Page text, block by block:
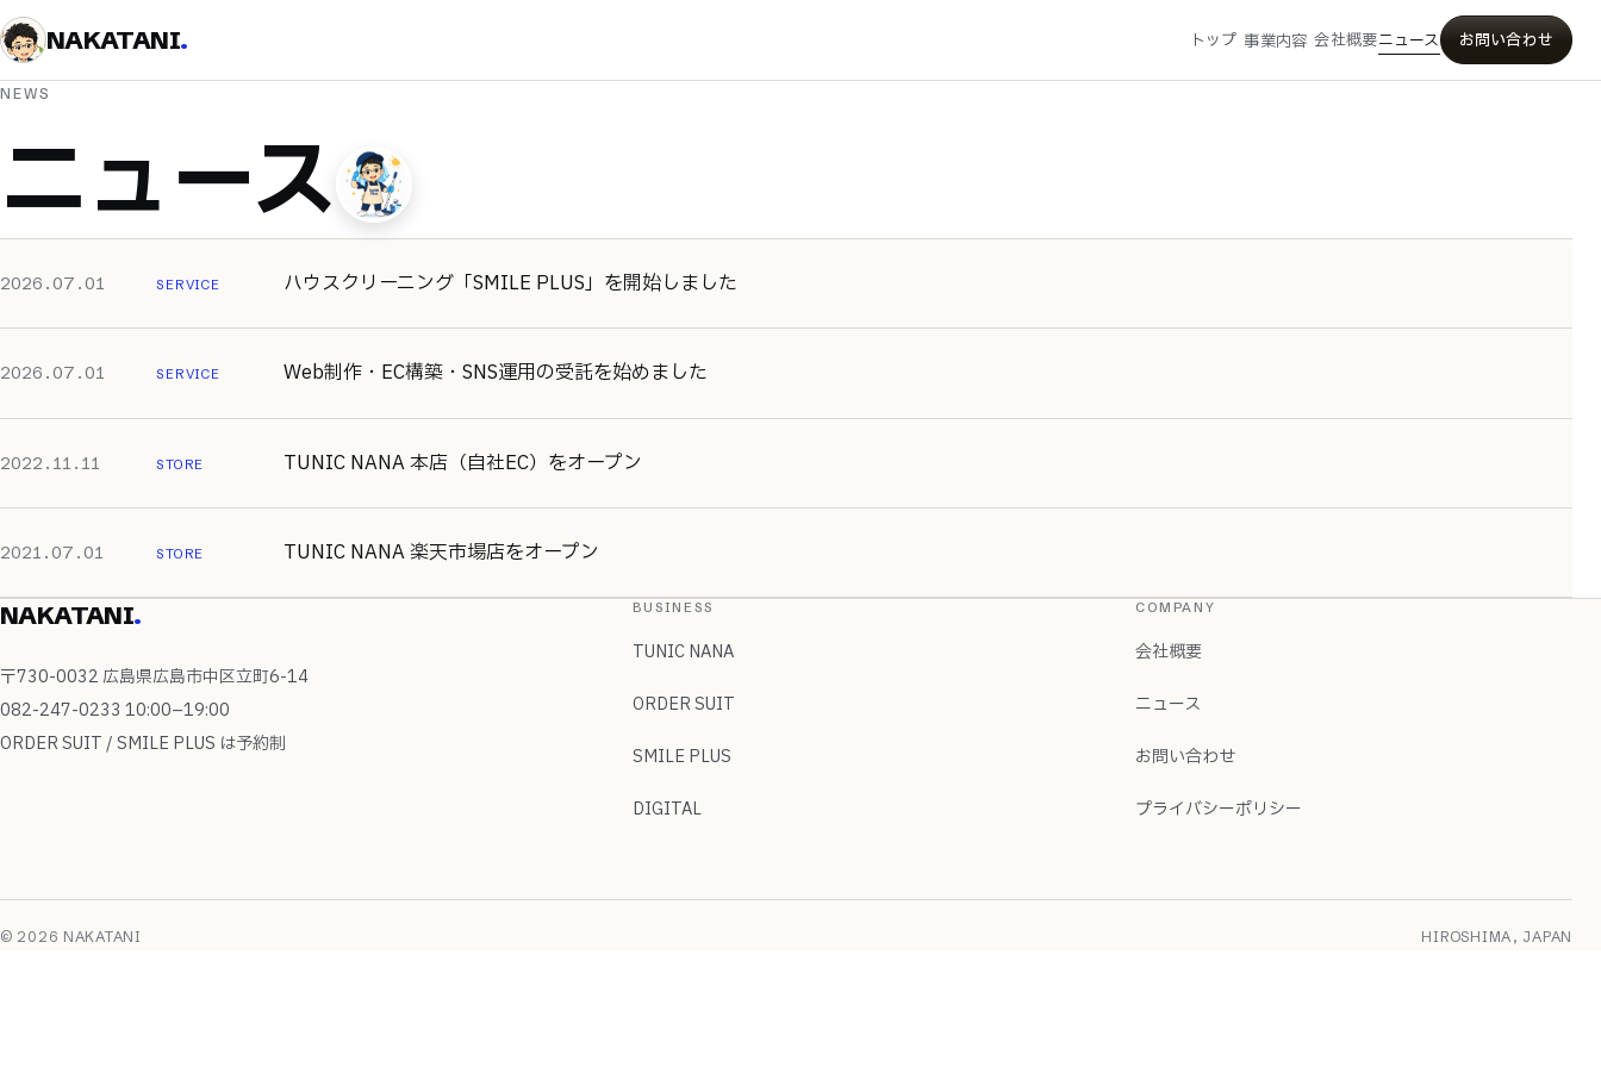
NAKATANI. トップ 事業内容 会社概要ニュース お問い合わせ
NEWS
ニュース
2026.07.01 SERVICE ハウスクリーニング「SMILE PLUS」を開始しました
2026.07.01 SERVICE Web制作・EC構築・SNS運用の受託を始めました
2022.11.11 STORE TUNIC NANA 本店（自社EC）をオープン
2021.07.01 STORE TUNIC NANA 楽天市場店をオープン
NAKATANI.
〒730-0032 広島県広島市中区立町6-14
082-247-0233 10:00–19:00
ORDER SUIT / SMILE PLUS は予約制
BUSINESS
TUNIC NANA
ORDER SUIT
SMILE PLUS
DIGITAL
COMPANY
会社概要
ニュース
お問い合わせ
プライバシーポリシー
© 2026 NAKATANI HIROSHIMA, JAPAN